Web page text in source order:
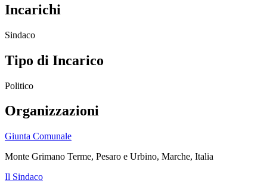
Incarichi
Sindaco
Tipo di Incarico
Politico
Organizzazioni
Giunta Comunale
Monte Grimano Terme, Pesaro e Urbino, Marche, Italia
Il Sindaco